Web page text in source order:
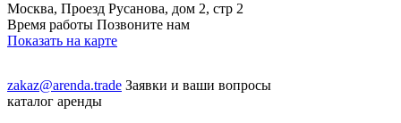
Москва, Проезд Русанова, дом 2, стр 2
Время работы Позвоните нам
Показать на карте
zakaz@arenda.trade Заявки и ваши вопросы
каталог аренды